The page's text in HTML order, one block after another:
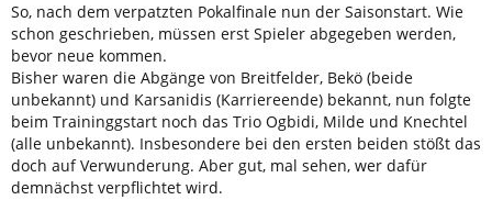
So, nach dem verpatzten Pokalfinale nun der Saisonstart. Wie
schon geschrieben, müssen erst Spieler abgegeben werden,
bevor neue kommen.
Bisher waren die Abgänge von Breitfelder, Bekö (beide
unbekannt) und Karsanidis (Karriereende) bekannt, nun folgte
beim Traininggstart noch das Trio Ogbidi, Milde und Knechtel
(alle unbekannt). Insbesondere bei den ersten beiden stößt das
doch auf Verwunderung. Aber gut, mal sehen, wer dafür
demnächst verpflichtet wird.